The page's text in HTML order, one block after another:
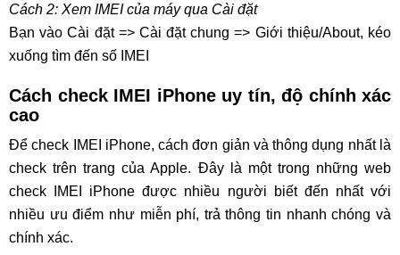
Cách 2: Xem IMEI của máy qua Cài đặt
Bạn vào Cài đặt => Cài đặt chung => Giới thiệu/About, kéo
xuống tìm đến số IMEI
Cách check IMEI iPhone uy tín, độ chính xác
cao
Để check IMEI iPhone, cách đơn giản và thông dụng nhất là
check trên trang của Apple. Đây là một trong những web
check IMEI iPhone được nhiều người biết đến nhất với
nhiều ưu điểm như miễn phí, trả thông tin nhanh chóng và
chính xác.